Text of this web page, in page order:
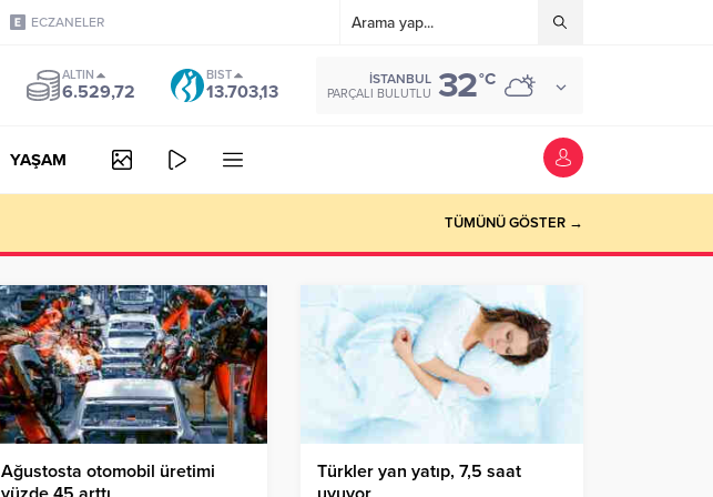
ECZANELER
ALTIN
6.529,72
BIST
13.703,13
İSTANBUL
PARÇALI BULUTLU 32°C
YAŞAM
TÜMÜNÜ GÖSTER →
Ağustosta otomobil üretimi
Türkler yan yatıp, 7,5 saat